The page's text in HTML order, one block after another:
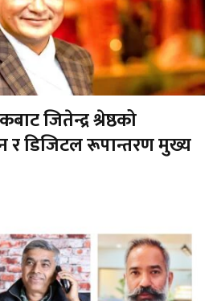
जितेन्द्र श्रेष्ठको
र डिजिटल रूपान्तरण मुख्य